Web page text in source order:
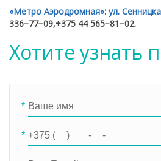
«Метро Аэродромная»: ул.
336−77−09,+375 44 565−81−02.
Хотите узнать
*
*